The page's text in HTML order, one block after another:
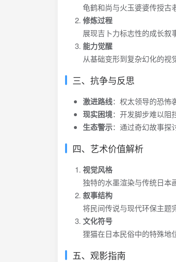
龟鹤和尚与火玉婆婆传授古
修炼过程
展现吉卜力标志性的成长叙
能力觉醒
从基础变形到复杂幻化的视
三、抗争与反思
激进路线：权太领导的恐怖
现实困境：开发脚步难以阻
生态警示：通过奇幻故事探
四、艺术价值解析
视觉风格
独特的水墨渲染与传统日本
叙事结构
将民间传说与现代环保主题
文化符号
狸猫在日本民俗中的特殊地
五、观影指南